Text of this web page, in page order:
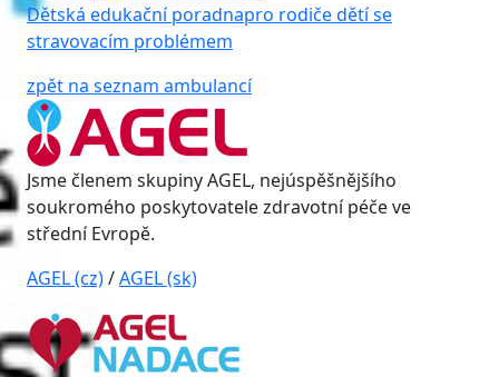
Dětská edukační poradnapro rodiče dětí se
stravovacím problémem
zpět na seznam ambulancí
Jsme členem skupiny AGEL, nejúspěšnějšího
soukromého poskytovatele zdravotní péče ve
střední Evropě.
AGEL (cz)/AGEL (sk)